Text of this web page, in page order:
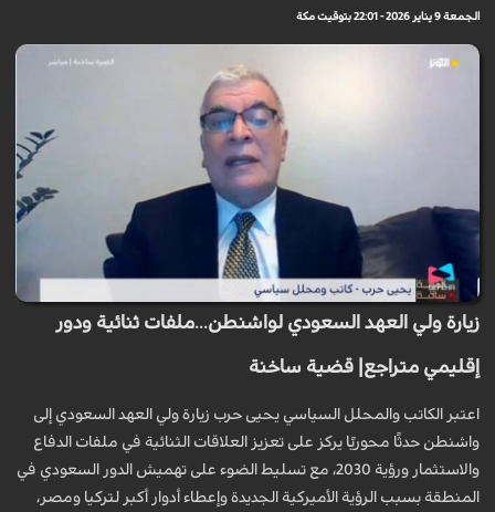
الجمعة 9 يناير 2026 - 22:01 بتوقيت مكة
زيارة ولي العهد السعودي لواشنطن...ملفات ثنائية ودور
إقليمي متراجع| قضية ساخنة
اعتبر الكاتب والمحلل السياسي يحيى حرب زيارة ولي العهد السعودي إلى
واشنطن حدثًا محوريًا يركز على تعزيز العلاقات الثنائية في ملفات الدفاع
والاستثمار ورؤية 2030، مع تسليط الضوء على تهميش الدور السعودي في
المنطقة بسبب الرؤية الأميركية الجديدة وإعطاء أدوار أكبر لتركيا ومصر،